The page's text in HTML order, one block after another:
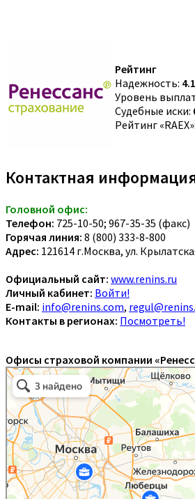
Рейтинг
Надежность: 4.1
Уровень
Судебные иски:
Рейтинг «RAEX»:
Контактная
Головной офис:
Телефон: 725-10-50; 967-35-35 (факс)
Горячая линия: 8 (800) 333-8-800
Адрес: 121614 г.Москва, ул.
Официальный сайт: www.renins.ru
Личный кабинет: Войти!
E-mail: info@renins.com,
Контакты в регионах: Посмотреть!
Офисы страховой компании